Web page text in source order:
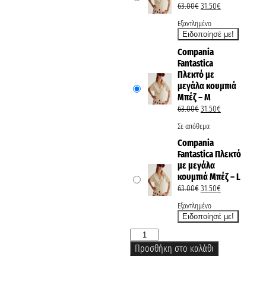
63.00€31.50€
Εξαντλημένο
Compania
Fantastica
Πλεκτό με
μεγάλα κουμπιά
Μπέζ – M
63.00€31.50€
Σε απόθεμα
Compania
Fantastica Πλεκτό
με μεγάλα
κουμπιά Μπέζ – L
63.00€31.50€
Εξαντλημένο
Προσθήκη στο καλάθι